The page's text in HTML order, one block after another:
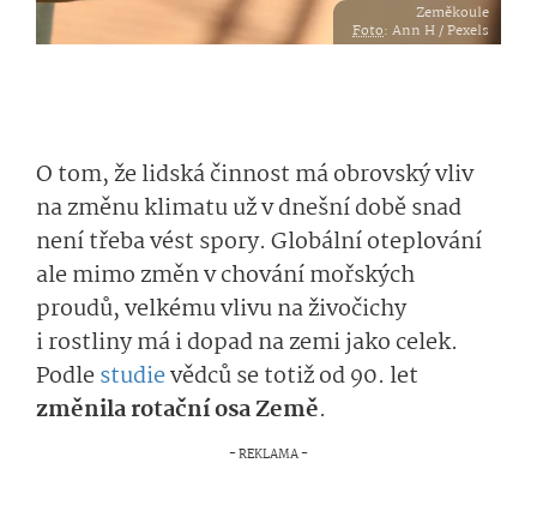
Zeměkoule
Foto: Ann H / Pexels
O tom, že lidská činnost má obrovský vliv
na změnu klimatu už v dnešní době snad
není třeba vést spory. Globální oteplování
ale mimo změn v chování mořských
proudů, velkému vlivu na živočichy
i rostliny má i dopad na zemi jako celek.
Podlestudievědců se totiž od 90. let
změnila rotační osa Země.